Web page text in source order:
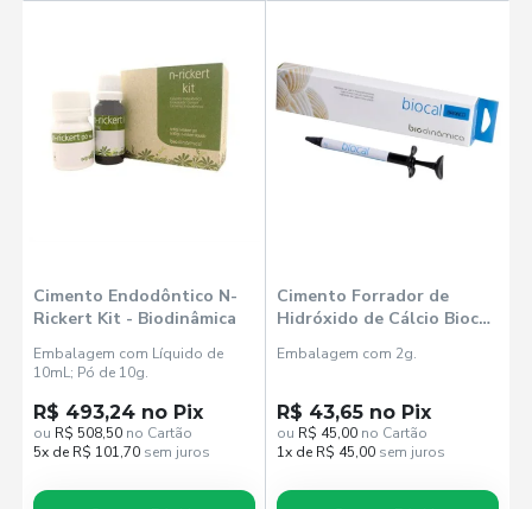
Cimento Endodôntico N-
Rickert Kit - Biodinâmica
Embalagem com Líquido de
10mL; Pó de 10g.
R$ 493,24 no Pix
ou R$ 508,50 no Cartão
5x de R$ 101,70 sem juros
Cimento Forrador de
Hidróxido de Cálcio Biocal
Embalagem com 2g.
R$ 43,65 no Pix
ou R$ 45,00 no Cartão
1x de R$ 45,00 sem juros